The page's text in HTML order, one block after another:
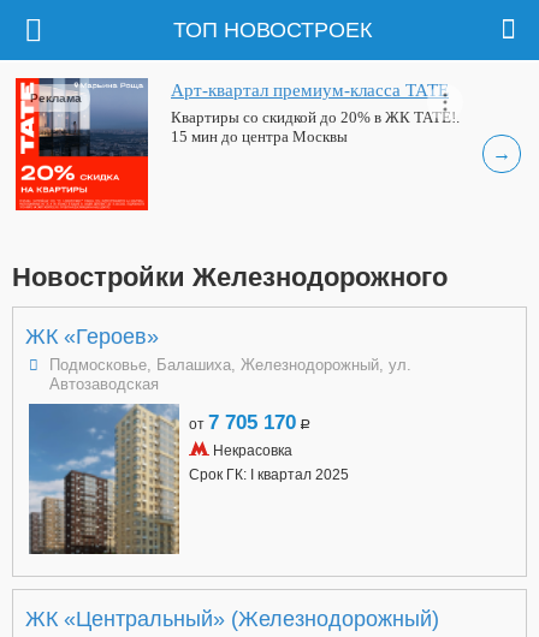
ТОП НОВОСТРОЕК
→
Арт-квартал премиум-класса ТАТЕ
Квартиры со скидкой до 20% в ЖК ТАТЕ!.
15 мин до центра Москвы
Реклама
Новостройки Железнодорожного
ЖК «Героев»
Подмосковье, Балашиха, Железнодорожный, ул.
Автозаводская
от 7 705 170 a
Некрасовка
Срок ГК: I квартал 2025
ЖК «Центральный» (Железнодорожный)